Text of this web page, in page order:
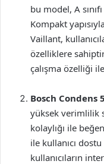
bu model, A
Kompakt
Vaillant,
özelliklere
çalışma özelliği
Bosch Condens
yüksek verimlilik
kolaylığı ile
ile kullanıcı
kullanıcıların